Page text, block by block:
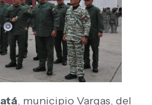
, municipio Vargas, del